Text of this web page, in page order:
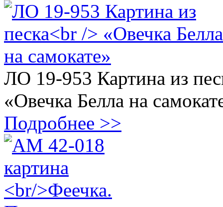
ЛО 19-953 Картина из
«Овечка Белла на
Подробнее >>